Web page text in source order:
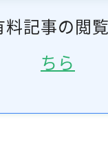
料記事の閲
ちら